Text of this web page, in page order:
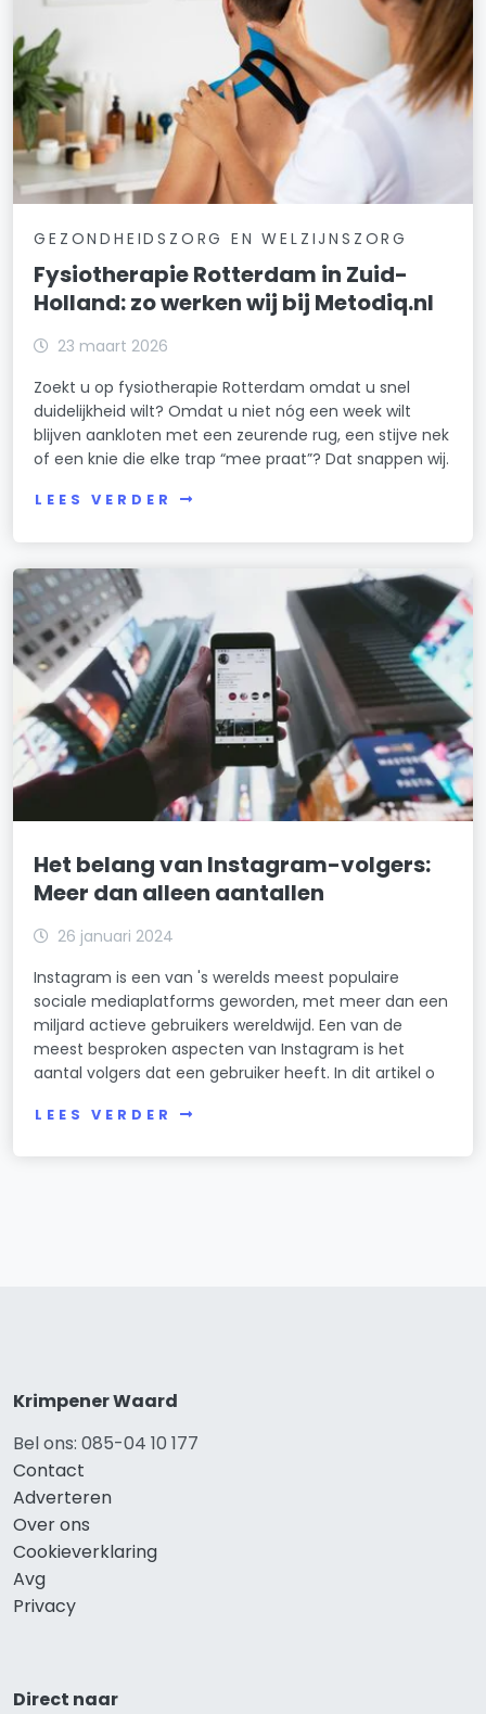
GEZONDHEIDSZORG EN WELZIJNSZORG
Fysiotherapie Rotterdam in Zuid-
Holland: zo werken wij bij Metodiq.nl
23 maart 2026
Zoekt u op fysiotherapie Rotterdam omdat u snel
duidelijkheid wilt? Omdat u niet nóg een week wilt
blijven aankloten met een zeurende rug, een stijve nek
of een knie die elke trap “mee praat”? Dat snappen wij.
LEES VERDER
Het belang van Instagram-volgers:
Meer dan alleen aantallen
26 januari 2024
Instagram is een van 's werelds meest populaire
sociale mediaplatforms geworden, met meer dan een
miljard actieve gebruikers wereldwijd. Een van de
meest besproken aspecten van Instagram is het
aantal volgers dat een gebruiker heeft. In dit artikel o
LEES VERDER
Krimpener Waard
Bel ons: 085-04 10 177
Contact
Adverteren
Over ons
Cookieverklaring
Avg
Privacy
Direct naar